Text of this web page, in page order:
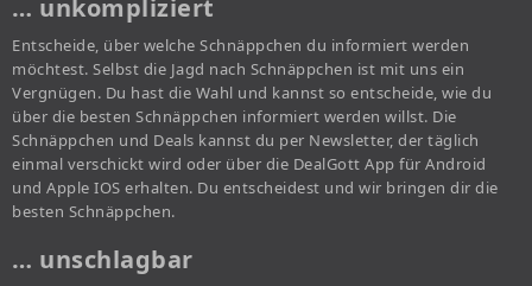
… unkompliziert
Entscheide, über welche Schnäppchen du informiert werden
möchtest. Selbst die Jagd nach Schnäppchen ist mit uns ein
Vergnügen. Du hast die Wahl und kannst so entscheide, wie du
über die besten Schnäppchen informiert werden willst. Die
Schnäppchen und Deals kannst du per Newsletter, der täglich
einmal verschickt wird oder über die DealGott App für Android
und Apple IOS erhalten. Du entscheidest und wir bringen dir die
besten Schnäppchen.
… unschlagbar